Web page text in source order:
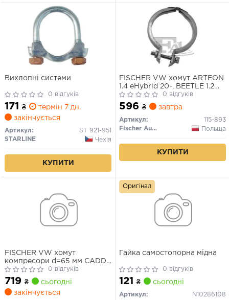
Вихлопнi системи
0 відгуків
171 ₴
термін 7 дн.
закінчується
Артикул:
ST 921-951
STARLINE
Чехія
КУПИТИ
FISCHER VW хомут ARTEON
1.4 eHybrid 20-, BEETLE 1.2
14-, CADDY ALLTRACK 1.0 15-,
SKODA, AUDI, PORSCHE,
FORD
0 відгуків
596 ₴ завтра
Артикул:
115-893
Fischer Automotive One (FA1)
Польща
КУПИТИ
FISCHER VW хомут
компресори d=65 мм CADDY
III 1.2 10-, GOLF PLUS V 1.2
09-, POLO V 1.2 09-, SKODA,
AUDI
0 відгуків
719 ₴
сьогодні
закінчується
Гайка самостопорна мідна
0 відгуків
121 ₴ сьогодні
Артикул:
N10286108
Оригінал